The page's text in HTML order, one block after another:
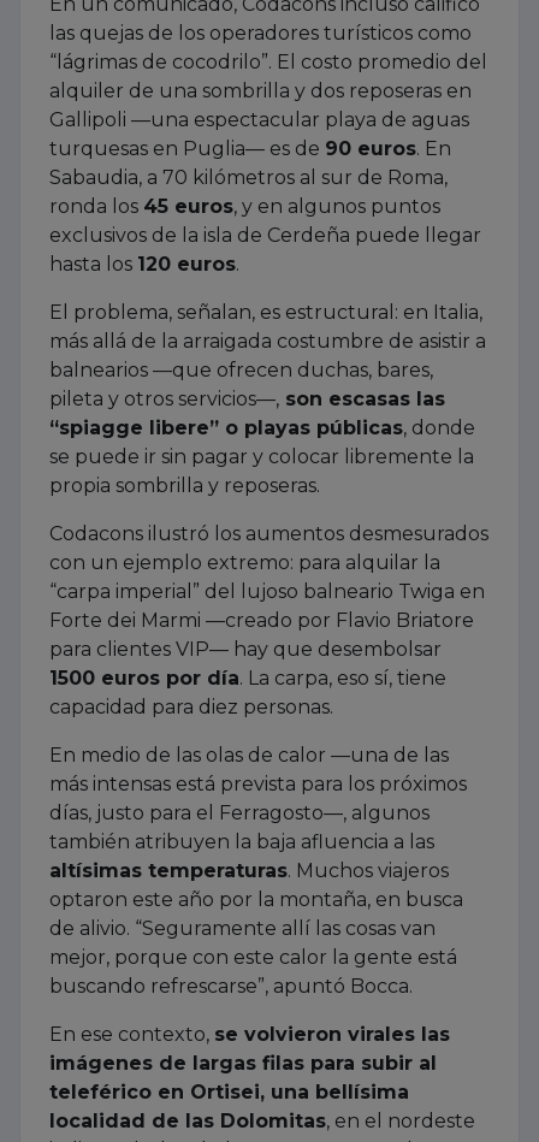
En un comunicado, Codacons incluso calificó
las quejas de los operadores turísticos como
“lágrimas de cocodrilo”. El costo promedio del
alquiler de una sombrilla y dos reposeras en
Gallipoli —una espectacular playa de aguas
turquesas en Puglia— es de 90 euros. En
Sabaudia, a 70 kilómetros al sur de Roma,
ronda los 45 euros, y en algunos puntos
exclusivos de la isla de Cerdeña puede llegar
hasta los 120 euros.
El problema, señalan, es estructural: en Italia,
más allá de la arraigada costumbre de asistir a
balnearios —que ofrecen duchas, bares,
pileta y otros servicios—, son escasas las
“spiagge libere” o playas públicas, donde
se puede ir sin pagar y colocar libremente la
propia sombrilla y reposeras.
Codacons ilustró los aumentos desmesurados
con un ejemplo extremo: para alquilar la
“carpa imperial” del lujoso balneario Twiga en
Forte dei Marmi —creado por Flavio Briatore
para clientes VIP— hay que desembolsar
1500 euros por día. La carpa, eso sí, tiene
capacidad para diez personas.
En medio de las olas de calor —una de las
más intensas está prevista para los próximos
días, justo para el Ferragosto—, algunos
también atribuyen la baja afluencia a las
altísimas temperaturas. Muchos viajeros
optaron este año por la montaña, en busca
de alivio. “Seguramente allí las cosas van
mejor, porque con este calor la gente está
buscando refrescarse”, apuntó Bocca.
En ese contexto, se volvieron virales las
imágenes de largas filas para subir al
teleférico en Ortisei, una bellísima
localidad de las Dolomitas, en el nordeste